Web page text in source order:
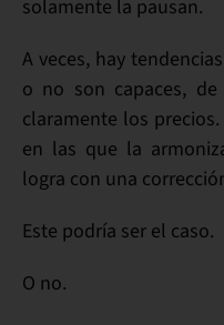
solamente la pausan.
A veces, hay tendencias
o no son capaces, de
claramente los
en las que la
logra con una
Este podría ser el caso.
O no.